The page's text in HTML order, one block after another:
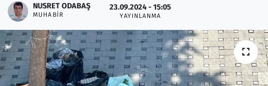
NUSRET ODABAŞ
MUHABIR
23.09.2024 - 15:05
YAYINLANMA
Memur ve Kamu
Otomobil
Oyun